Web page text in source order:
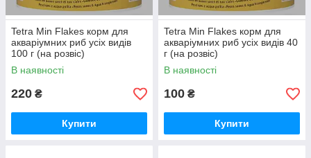
Tetra Min Flakes корм для
акваріумних риб усіх видів
100 г (на розвіс)
В наявності
220 ₴
Купити
Tetra Min Flakes корм для
акваріумних риб усіх видів 40
г (на розвіс)
В наявності
100 ₴
Купити